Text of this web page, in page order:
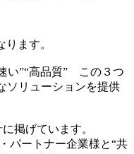
ます。
い”“高品質” この３つ
ソリューションを提供
掲げています。
パートナー企業様と“共